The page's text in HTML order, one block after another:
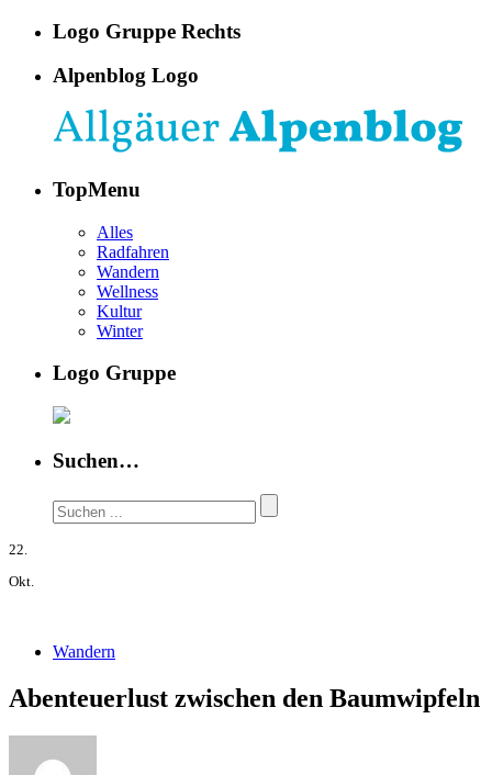
Logo Gruppe Rechts
Alpenblog Logo
TopMenu
Alles
Radfahren
Wandern
Wellness
Kultur
Winter
Logo Gruppe
Suchen…
22.
Okt.
Wandern
Abenteuerlust zwischen den Baumwipfeln